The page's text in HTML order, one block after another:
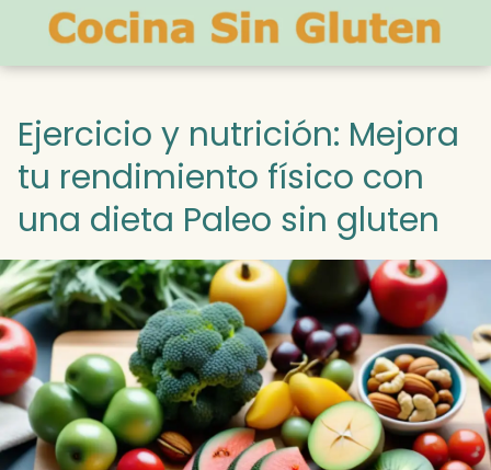
Ejercicio y nutrición: Mejora
tu rendimiento físico con
una dieta Paleo sin gluten